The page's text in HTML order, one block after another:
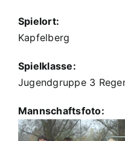
Spielort:
Kapfelberg
Spielklasse:
Jugendgruppe 3
Mannschaftsfoto: